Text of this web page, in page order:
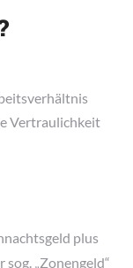
Vertraulichkeit
plus
„Zonengeld“